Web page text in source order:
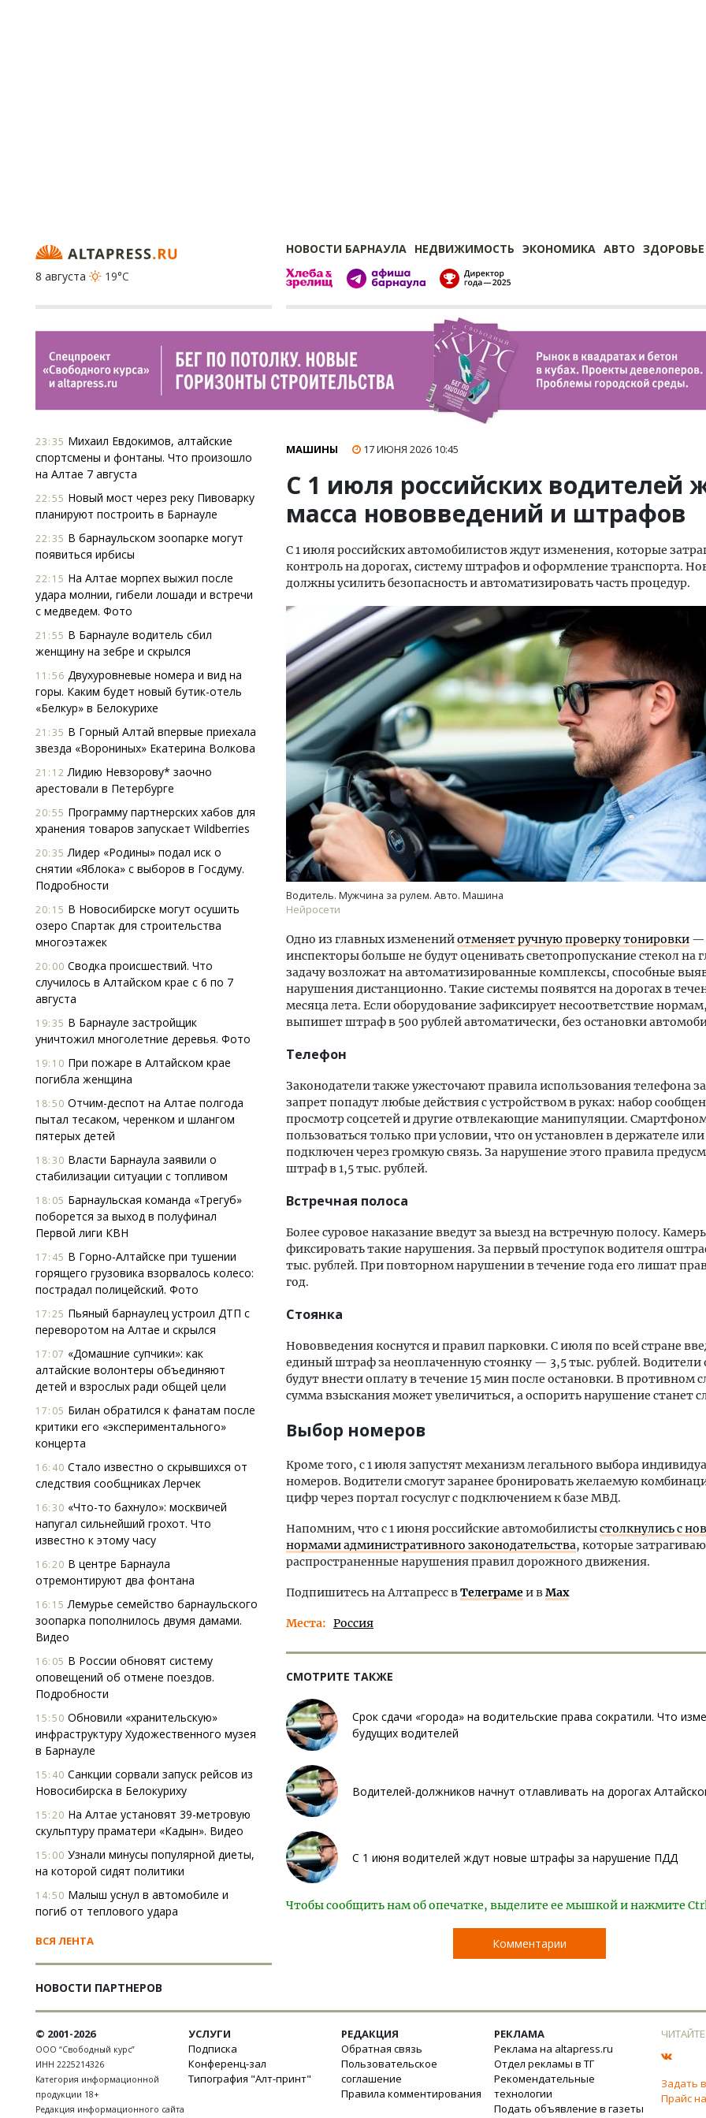
НОВОСТИ БАРНАУЛА НЕДВИЖИМОСТЬ ЭКОНОМИКА АВТО ЗДОРОВЬЕ
8 августа
19°C
23:35 Михаил Евдокимов, алтайские
спортсмены и фонтаны. Что произошло
на Алтае 7 августа
22:55 Новый мост через реку Пивоварку
планируют построить в Барнауле
22:35 В барнаульском зоопарке могут
появиться ирбисы
22:15 На Алтае морпех выжил после
удара молнии, гибели лошади и встречи
с медведем. Фото
21:55 В Барнауле водитель сбил
женщину на зебре и скрылся
11:56 Двухуровневые номера и вид на
горы. Каким будет новый бутик-отель
«Белкур» в Белокурихе
21:35 В Горный Алтай впервые приехала
звезда «Ворониных» Екатерина Волкова
21:12 Лидию Невзорову* заочно
арестовали в Петербурге
20:55 Программу партнерских хабов для
хранения товаров запускает Wildberries
20:35 Лидер «Родины» подал иск о
снятии «Яблока» с выборов в Госдуму.
Подробности
20:15 В Новосибирске могут осушить
озеро Спартак для строительства
многоэтажек
20:00 Сводка происшествий. Что
случилось в Алтайском крае с 6 по 7
августа
19:35 В Барнауле застройщик
уничтожил многолетние деревья. Фото
19:10 При пожаре в Алтайском крае
погибла женщина
18:50 Отчим-деспот на Алтае полгода
пытал тесаком, черенком и шлангом
пятерых детей
18:30 Власти Барнаула заявили о
стабилизации ситуации с топливом
18:05 Барнаульская команда «Трегуб»
поборется за выход в полуфинал
Первой лиги КВН
17:45 В Горно-Алтайске при тушении
горящего грузовика взорвалось колесо:
пострадал полицейский. Фото
17:25 Пьяный барнаулец устроил ДТП с
переворотом на Алтае и скрылся
17:07 «Домашние супчики»: как
алтайские волонтеры объединяют
детей и взрослых ради общей цели
17:05 Билан обратился к фанатам после
критики его «экспериментального»
концерта
16:40 Стало известно о скрывшихся от
следствия сообщниках Лерчек
16:30 «Что-то бахнуло»: москвичей
напугал сильнейший грохот. Что
известно к этому часу
16:20 В центре Барнаула
отремонтируют два фонтана
16:15 Лемурье семейство барнаульского
зоопарка пополнилось двумя дамами.
Видео
16:05 В России обновят систему
оповещений об отмене поездов.
Подробности
15:50 Обновили «хранительскую»
инфраструктуру Художественного музея
в Барнауле
15:40 Санкции сорвали запуск рейсов из
Новосибирска в Белокуриху
15:20 На Алтае установят 39-метровую
скульптуру праматери «Кадын». Видео
15:00 Узнали минусы популярной диеты,
на которой сидят политики
14:50 Малыш уснул в автомобиле и
погиб от теплового удара
ВСЯ ЛЕНТА
НОВОСТИ ПАРТНЕРОВ
МАШИНЫ 17 ИЮНЯ 2026 10:45
С 1 июля российских водителей
масса нововведений и штрафов
С 1 июля российских автомобилистов ждут изменения, которые
контроль на дорогах, систему штрафов и оформление транспорта.
должны усилить безопасность и автоматизировать часть процедур.
Водитель. Мужчина за рулем. Авто. Машина
Нейросети
Одно из главных измененийотменяет ручную проверку тонировки —
инспекторы больше не будут оценивать светопропускание стекол на
задачу возложат на автоматизированные комплексы, способные
нарушения дистанционно. Такие системы появятся на дорогах в
месяца лета. Если оборудование зафиксирует несоответствие
выпишет штраф в 500 рублей автоматически, без остановки
Телефон
Законодатели также ужесточают правила использования телефона
запрет попадут любые действия с устройством в руках: набор
просмотр соцсетей и другие отвлекающие манипуляции.
пользоваться только при условии, что он установлен в держателе или
подключен через громкую связь. За нарушение этого правила
штраф в 1,5 тыс. рублей.
Встречная полоса
Более суровое наказание введут за выезд на встречную полосу.
фиксировать такие нарушения. За первый проступок водителя
тыс. рублей. При повторном нарушении в течение года его лишат
год.
Стоянка
Нововведения коснутся и правил парковки. С июля по всей стране
единый штраф за неоплаченную стоянку — 3,5 тыс. рублей. Водители
будут внести оплату в течение 15 мин после остановки. В противном
сумма взыскания может увеличиться, а оспорить нарушение станет
Выбор номеров
Кроме того, с 1 июля запустят механизм легального выбора
номеров. Водители смогут заранее бронировать желаемую
цифр через портал госуслуг с подключением к базе МВД.
Напомним, что с 1 июня российские автомобилистыстолкнулись с
нормами административного законодательства, которые
распространенные нарушения правил дорожного движения.
Подпишитесь на Алтапресс вТелеграмеи вMax
Места Россия
СМОТРИТЕ ТАКЖЕ
Срок сдачи «города» на водительские права сократили. Что
будущих водителей
Водителей-должников начнут отлавливать на дорогах
С 1 июня водителей ждут новые штрафы за нарушение ПДД
Чтобы сообщить нам об опечатке, выделите ее мышкой и нажмите
Комментарии
Ищем новые берега. Гендиректор
«Жилищной инициативы» Юрий
Гатилов — о том, как девелоперу
штормит
Архитектурный код
земли. Мощение
плитами становится
© 2001-2026
ООО “Свободный курс”
ИНН 2225214326
Категория информационной
продукции 18+
Редакция информационного сайта
УСЛУГИ
Подписка
Конференц-зал
Типография "Алт-принт"
РЕДАКЦИЯ
Обратная связь
Пользовательское
соглашение
Правила комментирования
РЕКЛАМА
Реклама на altapress.ru
Отдел рекламы в ТГ
Рекомендательные
технологии
Подать объявление в газеты
Задать
Прайс